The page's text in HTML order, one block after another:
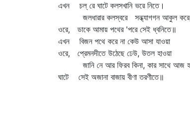
এখন চল্‌ রে ঘাটে কলসখানি ভরে নিতে।
জলধারার কলস্বরে সন্ধ্যাগগন আকুল
ওরে, ডাকে আমায় পথের 'পরে সেই ধ্বনিতে॥
এখন বিজন পথে করে না কেউ আসা যাওয়া
ওরে, প্রেমনদীতে উঠেছে ঢেউ, উতল হাওয়া
জানি নে আর ফিরব কিনা, কার সাথে আজ
ঘাটে সেই অজানা বাজায় বীণা তরণীতে॥